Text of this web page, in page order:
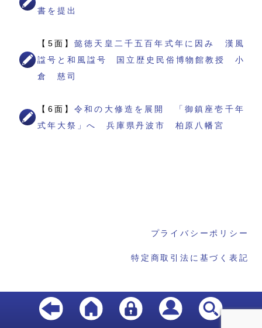
書を提出
【5面】懿徳天皇二千五百年式年に因み 漢風
諡号と和風諡号 国立歴史民俗博物館教授 小
倉 慈司
【6面】令和の大修造を展開 「御鎮座壱千年
式年大祭」へ 兵庫県丹波市 柏原八幡宮
プライバシーポリシー
特定商取引法に基づく表記